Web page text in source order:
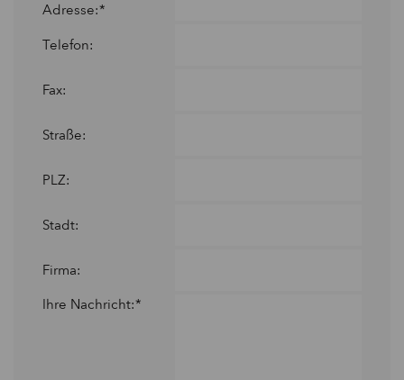
Adresse:*
Telefon:
Fax:
Straße:
PLZ:
Stadt:
Firma:
Ihre Nachricht:*